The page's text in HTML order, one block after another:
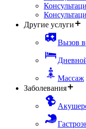
Другие услуги
Вызов
Массаж
Заболевания